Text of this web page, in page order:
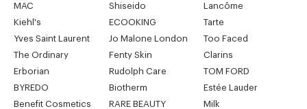
MAC
Shiseido
Lancôme
Kiehl's
ECOOKING
Tarte
Yves Saint Laurent
Jo Malone London
Too Faced
The Ordinary
Fenty Skin
Clarins
Erborian
Rudolph Care
TOM FORD
BYREDO
Biotherm
Estée Lauder
Benefit Cosmetics
RARE BEAUTY
Milk